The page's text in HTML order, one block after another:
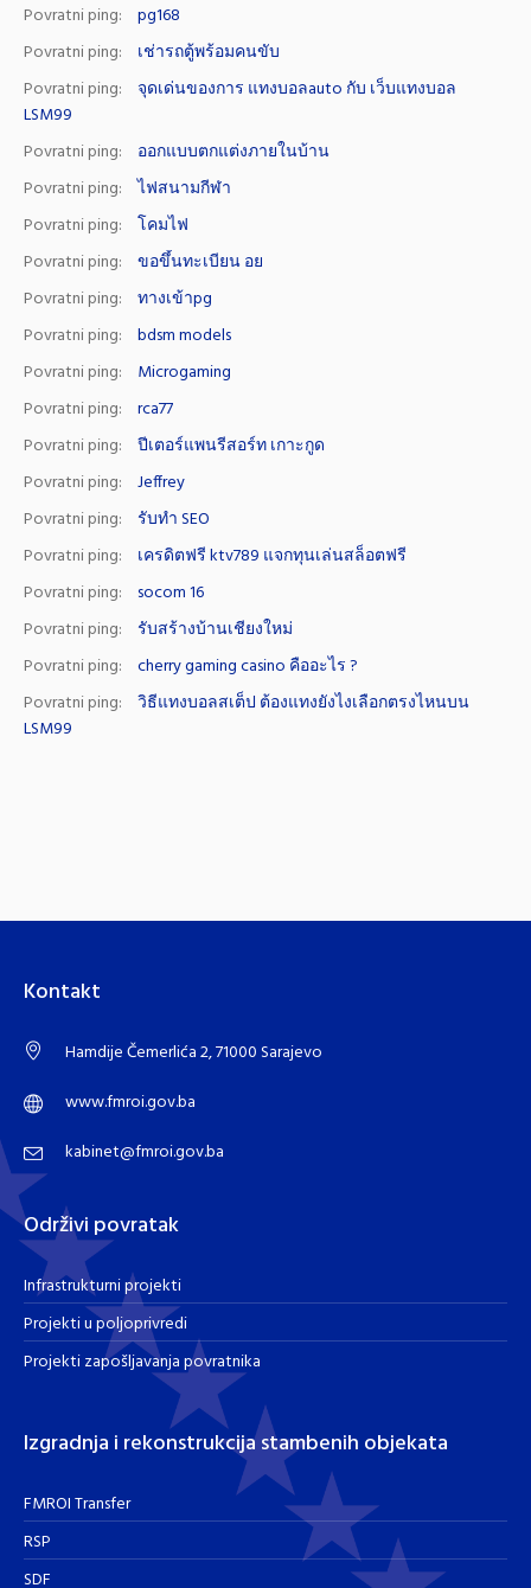
Povratni ping:
pg168
Povratni ping:
เช่ารถตู้พร้อมคนขับ
Povratni ping:
จุดเด่นของการ แทงบอลauto กับ เว็บแทงบอล
LSM99
Povratni ping:
ออกแบบตกแต่งภายในบ้าน
Povratni ping:
ไฟสนามกีฬา
Povratni ping:
โคมไฟ
Povratni ping:
ขอขึ้นทะเบียน อย
Povratni ping:
ทางเข้าpg
Povratni ping:
bdsm models
Povratni ping:
Microgaming
Povratni ping:
rca77
Povratni ping:
ปีเตอร์แพนรีสอร์ท เกาะกูด
Povratni ping:
Jeffrey
Povratni ping:
รับทำ SEO
Povratni ping:
เครดิตฟรี ktv789 แจกทุนเล่นสล็อตฟรี
Povratni ping:
socom 16
Povratni ping:
รับสร้างบ้านเชียงใหม่
Povratni ping:
cherry gaming casino คืออะไร ?
Povratni ping:
วิธีแทงบอลสเต็ป ต้องแทงยังไงเลือกตรงไหนบน
LSM99
Kontakt
Hamdije Čemerlića 2, 71000 Sarajevo
www.fmroi.gov.ba
kabinet@fmroi.gov.ba
Održivi povratak
Infrastrukturni projekti
Projekti u poljoprivredi
Projekti zapošljavanja povratnika
Izgradnja i rekonstrukcija stambenih objekata
FMROI Transfer
RSP
SDF